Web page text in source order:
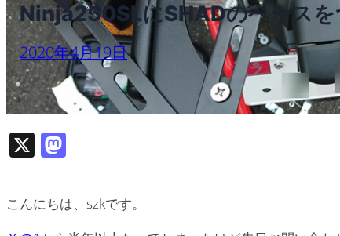
Ninja250SLにSHADのベース
2020年4月19日
X
to
d
こんにちは、szkです。